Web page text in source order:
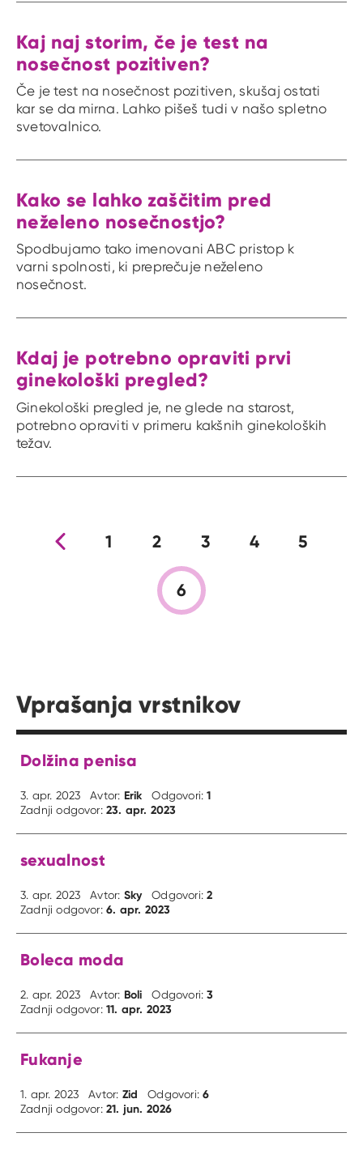
Kaj naj storim, če je test na
nosečnost pozitiven?
Če je test na nosečnost pozitiven, skušaj ostati
kar se da mirna. Lahko pišeš tudi v našo spletno
svetovalnico.
Kako se lahko zaščitim pred
neželeno nosečnostjo?
Spodbujamo tako imenovani ABC pristop k
varni spolnosti, ki preprečuje neželeno
nosečnost.
Kdaj je potrebno opraviti prvi
ginekološki pregled?
Ginekološki pregled je, ne glede na starost,
potrebno opraviti v primeru kakšnih ginekoloških
težav.
Prejšnja stran
1 2 3 4 5
6
Vprašanja vrstnikov
Dolžina penisa
3. apr. 2023 Avtor: Erik Odgovori:1
Zadnji odgovor:23. apr. 2023
sexualnost
3. apr. 2023 Avtor: Sky Odgovori:2
Zadnji odgovor:6. apr. 2023
Boleca moda
2. apr. 2023 Avtor: Boli Odgovori:3
Zadnji odgovor:11. apr. 2023
Fukanje
1. apr. 2023 Avtor: Zid Odgovori:6
Zadnji odgovor:21. jun. 2026